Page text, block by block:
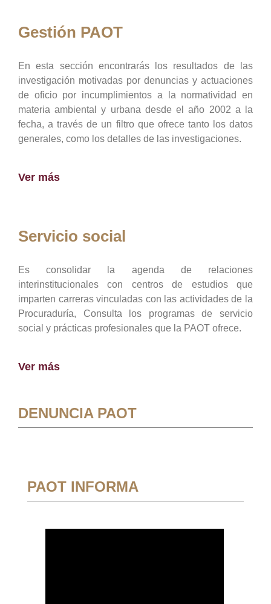
Gestión PAOT
En esta sección encontrarás los resultados de las
investigación motivadas por denuncias y actuaciones
de oficio por incumplimientos a la normatividad en
materia ambiental y urbana desde el año 2002 a la
fecha, a través de un filtro que ofrece tanto los datos
generales, como los detalles de las investigaciones.
Ver más
Servicio social
Es consolidar la agenda de relaciones
interinstitucionales con centros de estudios que
imparten carreras vinculadas con las actividades de la
Procuraduría, Consulta los programas de servicio
social y prácticas profesionales que la PAOT ofrece.
Ver más
DENUNCIA PAOT
PAOT INFORMA